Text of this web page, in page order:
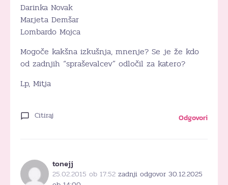
Darinka Novak
Marjeta Demšar
Lombardo Mojca
Mogoče kakšna izkušnja, mnenje? Se je že kdo
od zadnjih “spraševalcev” odločil za katero?
Lp, Mitja
Citiraj Odgovori
tonejj
25.02.2015 ob 17:52 zadnji odgovor 30.12.2025